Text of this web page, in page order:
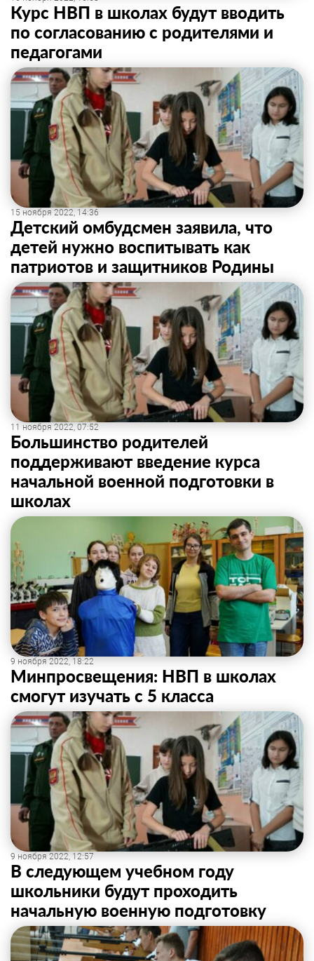
Курс НВП в школах будут вводить
по согласованию с родителями и
педагогами
15 ноября 2022, 14:36
Детский омбудсмен заявила, что
детей нужно воспитывать как
патриотов и защитников Родины
11 ноября 2022, 07:52
Большинство родителей
поддерживают введение курса
начальной военной подготовки в
школах
9 ноября 2022, 18:22
Минпросвещения: НВП в школах
смогут изучать с 5 класса
9 ноября 2022, 12:57
В следующем учебном году
школьники будут проходить
начальную военную подготовку